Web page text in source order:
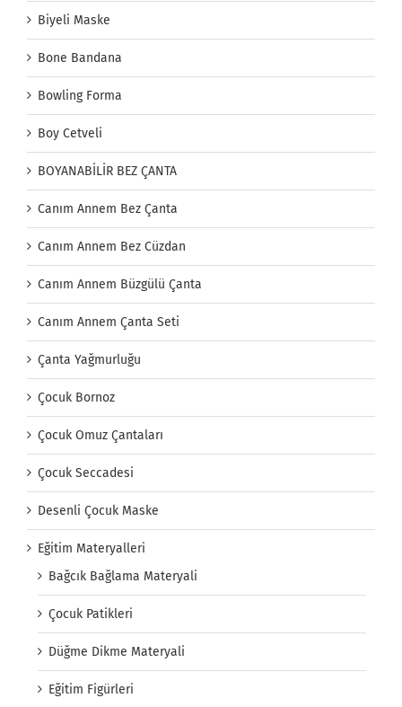
Biyeli Maske
Bone Bandana
Bowling Forma
Boy Cetveli
BOYANABİLİR BEZ ÇANTA
Canım Annem Bez Çanta
Canım Annem Bez Cüzdan
Canım Annem Büzgülü Çanta
Canım Annem Çanta Seti
Çanta Yağmurluğu
Çocuk Bornoz
Çocuk Omuz Çantaları
Çocuk Seccadesi
Desenli Çocuk Maske
Eğitim Materyalleri
Bağcık Bağlama Materyali
Çocuk Patikleri
Düğme Dikme Materyali
Eğitim Figürleri